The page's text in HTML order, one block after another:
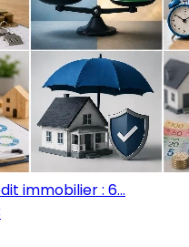
immobilier : 6...